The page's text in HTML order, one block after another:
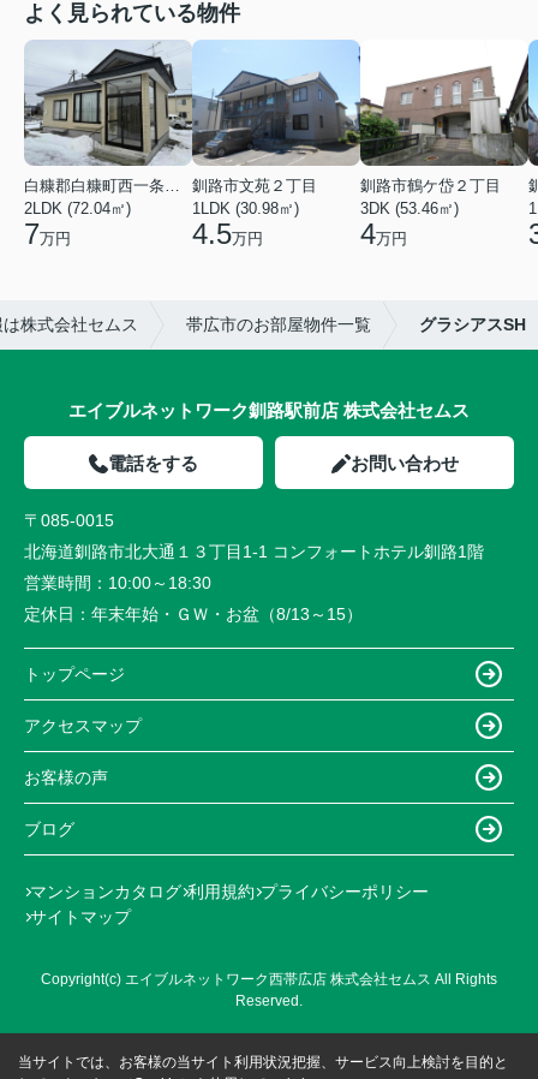
よく見られている物件
白糠郡白糠町西一条南４丁目
2LDK (72.04㎡)
7万円
釧路市文苑２丁目
1LDK (30.98㎡)
4.5万円
釧路市鶴ケ岱２丁目
3DK (53.46㎡)
4万円
株式会社セムス 帯広市のお部屋物件一覧 グラシアスSH
エイブルネットワーク釧路駅前店 株式会社セムス
電話をする お問い合わせ
〒085-0015
北海道釧路市北大通１３丁目1-1 コンフォートホテル釧路1階
営業時間： 10:00～18:30
定休日： 年末年始・ＧＷ・お盆（8/13～15）
トップページ
アクセスマップ
お客様の声
ブログ
マンションカタログ 利用規約 プライバシーポリシー
サイトマップ
Copyright(c) エイブルネットワーク西帯広店 株式会社セムス All Rights
Reserved.
当サイトでは、お客様の当サイト利用状況把握、サービス向上検討を目的と